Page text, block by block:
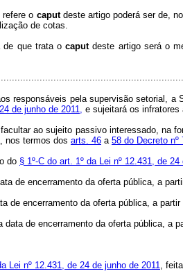
o caputdeste artigo poderá ser de,
de cotas.
de que trata ocaputdeste artigo será o
responsáveis pela supervisão setorial,
de junho de 2011, e sujeitará os infratores
ao sujeito passivo interessado, na
nos termos dos arts. 46 a 58 do Decreto nº
do § 1º-C do art. 1º da Lei nº 12.431, de
de encerramento da oferta pública, a
de encerramento da oferta pública, a
data de encerramento da oferta pública,
Lei nº 12.431, de 24 de junho de 2011,